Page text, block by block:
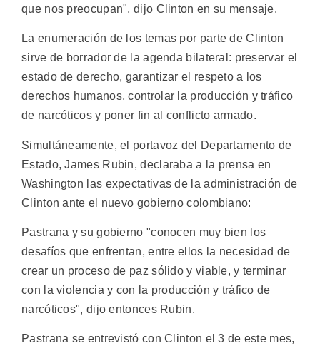
que nos preocupan", dijo Clinton en su mensaje.
La enumeración de los temas por parte de Clinton
sirve de borrador de la agenda bilateral: preservar el
estado de derecho, garantizar el respeto a los
derechos humanos, controlar la producción y tráfico
de narcóticos y poner fin al conflicto armado.
Simultáneamente, el portavoz del Departamento de
Estado, James Rubin, declaraba a la prensa en
Washington las expectativas de la administración de
Clinton ante el nuevo gobierno colombiano:
Pastrana y su gobierno "conocen muy bien los
desafíos que enfrentan, entre ellos la necesidad de
crear un proceso de paz sólido y viable, y terminar
con la violencia y con la producción y tráfico de
narcóticos", dijo entonces Rubin.
Pastrana se entrevistó con Clinton el 3 de este mes,